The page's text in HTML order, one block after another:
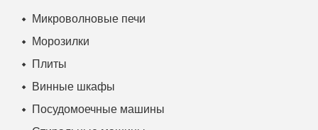
Микроволновые печи
Морозилки
Плиты
Винные шкафы
Посудомоечные машины